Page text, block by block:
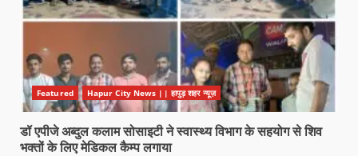
Featured Hapur City News || हापुड़ शहर न्यूज़
डॉ एपीजे अब्दुल कलाम सोसाइटी ने स्वास्थ्य विभाग के सहयोग से शिव
भक्तों के लिए मेडिकल कैम्प लगाया